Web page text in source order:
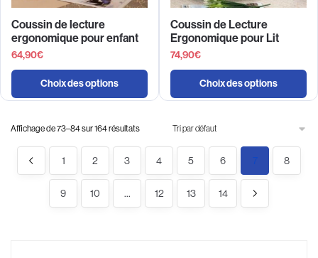
Coussin de lecture
ergonomique pour enfant
64,90€
Choix des options
Coussin de Lecture
Ergonomique pour Lit
74,90€
Choix des options
Affichage de 73–84 sur 164 résultats
1 2 3 4 5 6 7 8
9 10 … 12 13 14